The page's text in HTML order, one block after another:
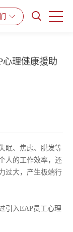
决方案 资源中心
心理健康援助
眠、焦虑、脱发等
人的工作效率，还
过大，产生极端行
引入EAP员工心理